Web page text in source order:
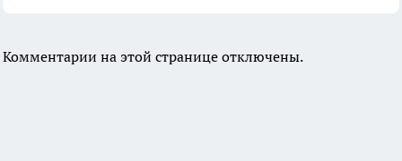
Комментарии на этой странице отключены.